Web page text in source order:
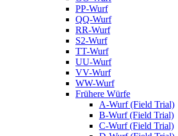
PP-Wurf
QQ-Wurf
RR-Wurf
S2-Wurf
TT-Wurf
UU-Wurf
VV-Wurf
WW-Wurf
Frühere Würfe
A-Wurf (Field Trial)
B-Wurf (Field Trial)
C-Wurf (Field Trial)